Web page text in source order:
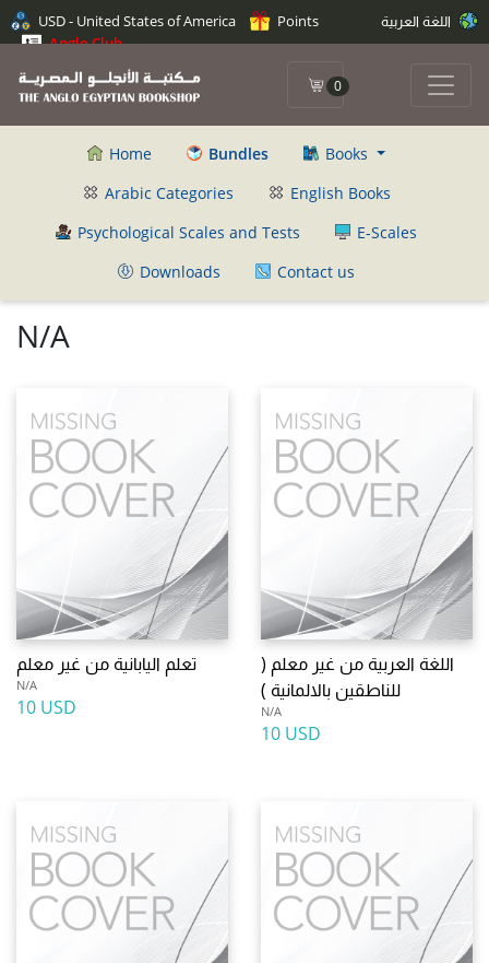
USD - United States of America
Points
Anglo Club
0
Home Bundles
Books
Arabic Categories
English Books
Psychological Scales and Tests
E-Scales
Downloads
Contact us
N/A
تعلم اليابانية من غير معلم
N/A
10 USD
اللغة العربية من غير معلم (
للناطقين بالالمانية )
N/A
10 USD